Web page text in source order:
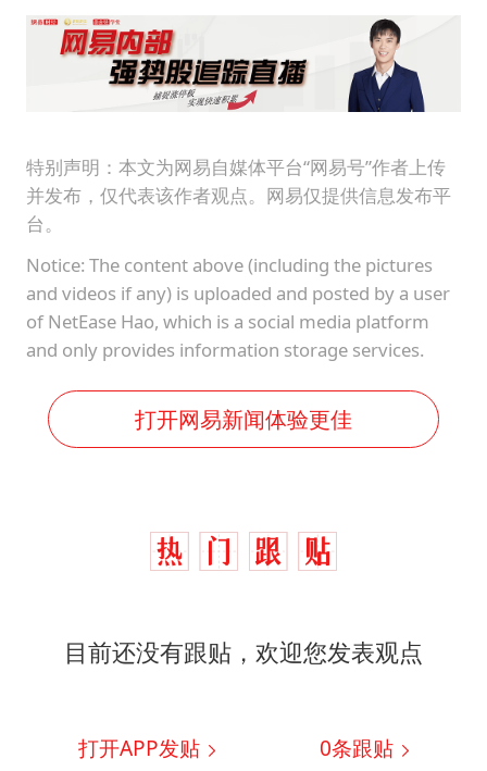
特别声明：本文为网易自媒体平台“网易号”作者上传
并发布，仅代表该作者观点。网易仅提供信息发布平
台。
Notice: The content above (including the pictures
and videos if any) is uploaded and posted by a user
of NetEase Hao, which is a social media platform
and only provides information storage services.
打开网易新闻体验更佳
目前还没有跟贴，欢迎您发表观点
打开APP发贴 0条跟贴